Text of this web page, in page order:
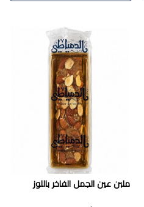
ملبن عين الجمل الفاخر باللوز